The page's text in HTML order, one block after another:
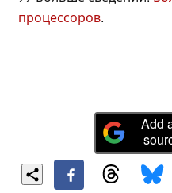
процессоров.
Add